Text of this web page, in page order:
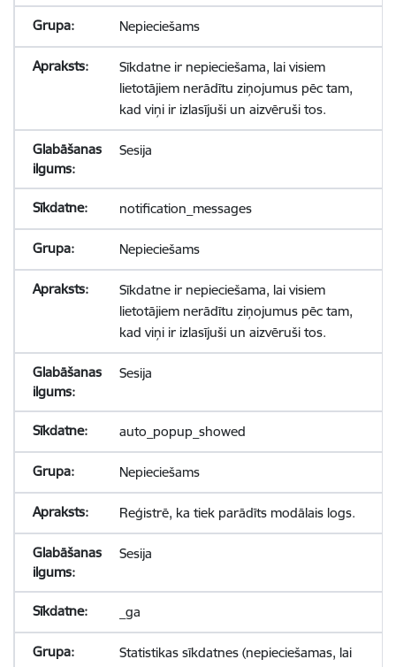
Nepieciešams
Sīkdatne ir nepieciešama, lai visiem
lietotājiem nerādītu ziņojumus pēc tam,
kad viņi ir izlasījuši un aizvēruši tos.
Sesija
notification_messages
Nepieciešams
Sīkdatne ir nepieciešama, lai visiem
lietotājiem nerādītu ziņojumus pēc tam,
kad viņi ir izlasījuši un aizvēruši tos.
Sesija
auto_popup_showed
Nepieciešams
Reģistrē, ka tiek parādīts modālais logs.
Sesija
_ga
Statistikas sīkdatnes (nepieciešamas, lai